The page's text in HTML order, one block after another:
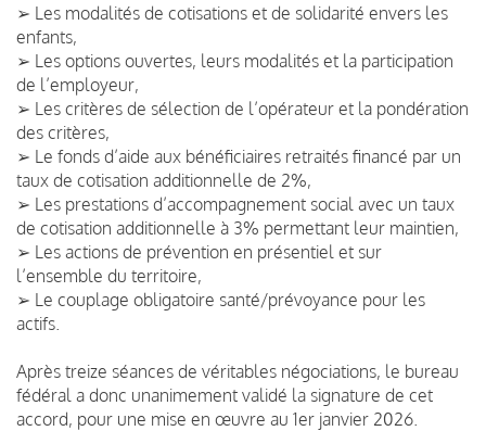
➢ Les modalités de cotisations et de solidarité envers les
enfants,
➢ Les options ouvertes, leurs modalités et la participation
de l’employeur,
➢ Les critères de sélection de l’opérateur et la pondération
des critères,
➢ Le fonds d’aide aux bénéficiaires retraités financé par un
taux de cotisation additionnelle de 2%,
➢ Les prestations d’accompagnement social avec un taux
de cotisation additionnelle à 3% permettant leur maintien,
➢ Les actions de prévention en présentiel et sur
l’ensemble du territoire,
➢ Le couplage obligatoire santé/prévoyance pour les
actifs.
Après treize séances de véritables négociations, le bureau
fédéral a donc unanimement validé la signature de cet
accord, pour une mise en œuvre au 1er janvier 2026.